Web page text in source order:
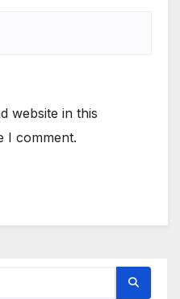
website in this
I comment.